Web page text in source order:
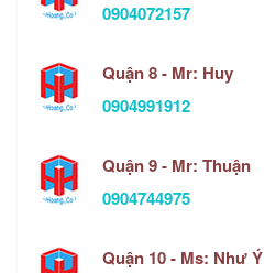
0904072157
Quận 8 - Mr: Huy
0904991912
Quận 9 - Mr: Thuận
0904744975
Quận 10 - Ms: Như Ý